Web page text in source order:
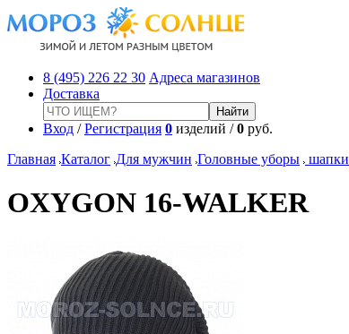
8 (495) 226 22 30 Адреса магазинов
Доставка
Вход /Регистрация 0 изделий /0 руб.
Главная Каталог Для мужчин Головные уборы шапки
OXYGON 16-WALKER